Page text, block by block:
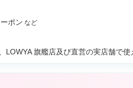
ポン
旗艦店及び直営の実店舗で使